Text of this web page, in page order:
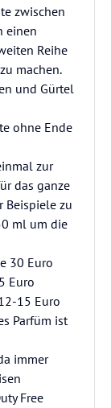
zwischen
einen
Reihe
machen.
und Gürtel
ohne Ende
zur
das ganze
Beispiele zu
ml um die
30 Euro
Euro
15 Euro
Parfüm ist
immer
Free